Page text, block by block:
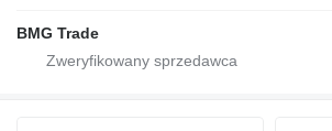
BMG Trade